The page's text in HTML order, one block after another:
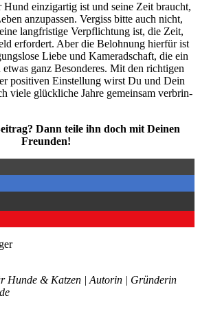
Hund ein­zig­ar­tig ist und sei­ne Zeit braucht,
anzu­pas­sen. Ver­giss bit­te auch nicht,
lang­fris­ti­ge Ver­pflich­tung ist, die Zeit,
erfor­dert. Aber die Beloh­nung hier­für ist
Lie­be und Kame­rad­schaft, die ein
ganz Beson­de­res. Mit den rich­ti­gen
posi­ti­ven Ein­stel­lung wirst Du und Dein
vie­le glück­li­che Jah­re gemein­sam ver­brin­
Dann tei­le ihn doch mit Dei­nen
Freun­den!
Hunde & Katzen | Autorin | Gründerin